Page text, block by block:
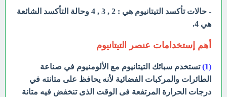
- حالات تأكسد التيتانيوم هي : 2 , 3 , 4 وحالة التأكسد الشائعة
هي 4.
أهم إستخدامات عنصر التيتانيوم
(1)
تستخدم سبائك التيتانيوم مع الألومنيوم في صناعة
الطائرات والمركبات الفضائية لأنه يحافظ على متانته في
درجات الحرارة المرتفعة فى الوقت الذى تنخفض فيه متانة